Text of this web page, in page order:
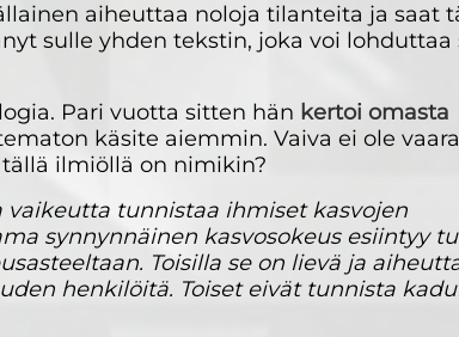
aiheuttaa noloja tilanteita ja saat
sulle yhden tekstin, joka voi lohduttaa
Pari vuotta sitten hän kertoi omasta
käsite aiemmin. Vaiva ei ole
ilmiöllä on nimikin?
vaikeutta tunnistaa ihmiset kasvojen
synnynnäinen kasvosokeus esiintyy
Toisilla se on lievä ja
henkilöitä. Toiset eivät tunnista